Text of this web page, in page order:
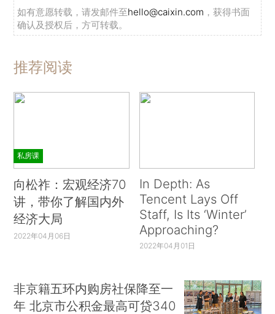
如有意愿转载，请发邮件至hello@caixin.com ，获得书面
确认及授权后，方可转载。
推荐阅读
私房课
向松祚：宏观经济70
讲，带你了解国内外
经济大局
2022年04月06日
In Depth: As
Tencent Lays Off
Staff, Is Its ‘Winter’
Approaching?
2022年04月01日
非京籍五环内购房社保降至一
年 北京市公积金最高可贷340